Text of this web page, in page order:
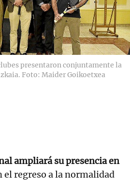
presentaron conjuntamente la
Foto: Maider Goikoetxea
ampliará su presencia en
el regreso a la normalidad